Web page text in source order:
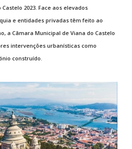
2023. Face aos elevados
e entidades privadas têm feito ao
a Câmara Municipal de Viana do Castelo
intervenções urbanísticas como
construído.